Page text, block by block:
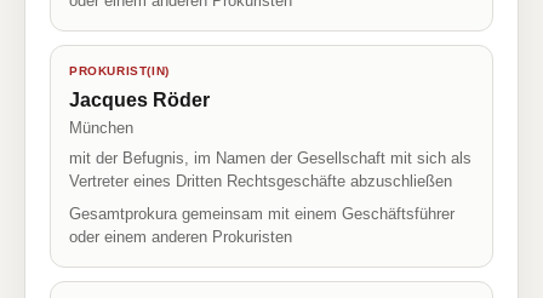
PROKURIST(IN)
Jacques Röder
München
mit der Befugnis, im Namen der Gesellschaft mit sich als
Vertreter eines Dritten Rechtsgeschäfte abzuschließen
Gesamtprokura gemeinsam mit einem Geschäftsführer
oder einem anderen Prokuristen